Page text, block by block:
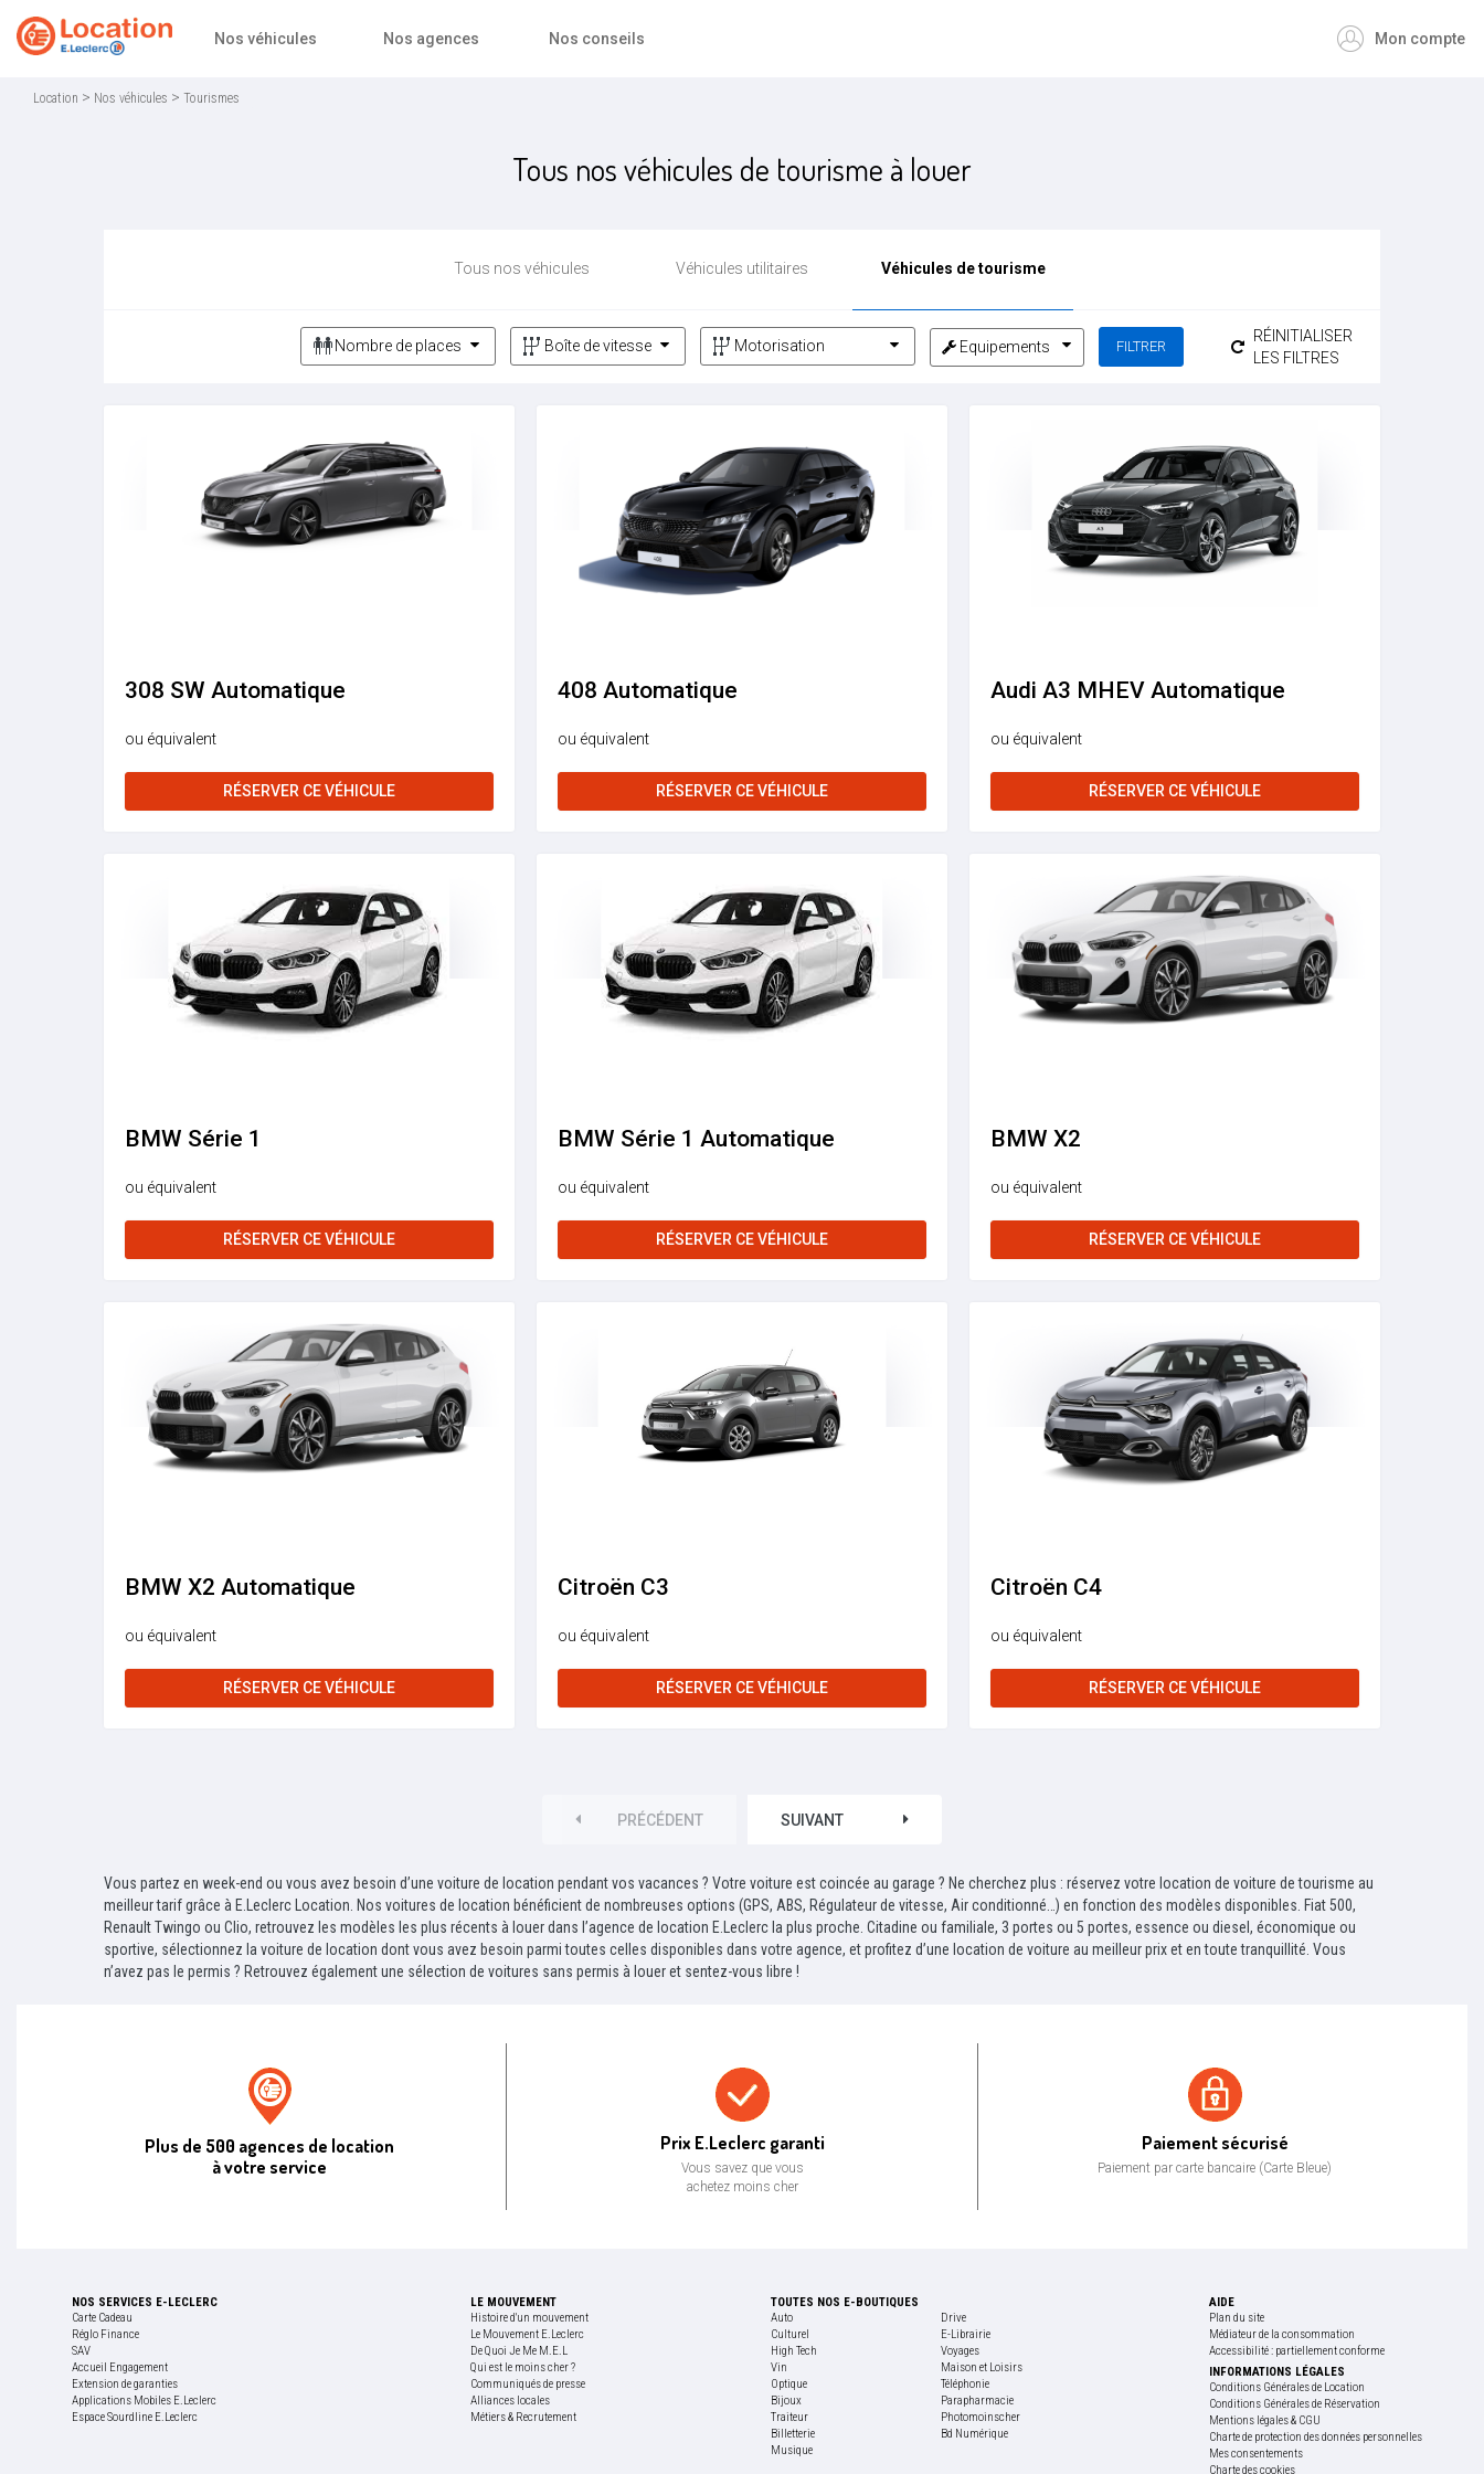
Accueil
Nos véhicules Nos agences Nos conseils Mon compte
Location > Nos véhicules > Tourismes
Tous nos véhicules de tourisme à louer
Tous nos véhicules Véhicules utilitaires Véhicules de tourisme
Equipements
RÉINITIALISER
LES FILTRES
308 SW Automatique
ou équivalent
RÉSERVER CE VÉHICULE
408 Automatique
ou équivalent
RÉSERVER CE VÉHICULE
Audi A3 MHEV Automatique
ou équivalent
RÉSERVER CE VÉHICULE
BMW Série 1
ou équivalent
RÉSERVER CE VÉHICULE
BMW Série 1 Automatique
ou équivalent
RÉSERVER CE VÉHICULE
BMW X2
ou équivalent
RÉSERVER CE VÉHICULE
BMW X2 Automatique
ou équivalent
RÉSERVER CE VÉHICULE
Citroën C3
ou équivalent
RÉSERVER CE VÉHICULE
Citroën C4
ou équivalent
RÉSERVER CE VÉHICULE
PRÉCÉDENT SUIVANT
Vous partez en week-end ou vous avez besoin d’une voiture de location pendant vos vacances ? Votre voiture est coincée au garage ? Ne cherchez plus : réservez votre location de voiture de tourisme au
meilleur tarif grâce à E.Leclerc Location. Nos voitures de location bénéficient de nombreuses options (GPS, ABS, Régulateur de vitesse, Air conditionné…) en fonction des modèles disponibles. Fiat 500,
Renault Twingo ou Clio, retrouvez les modèles les plus récents à louer dans l’agence de location E.Leclerc la plus proche. Citadine ou familiale, 3 portes ou 5 portes, essence ou diesel, économique ou
sportive, sélectionnez la voiture de location dont vous avez besoin parmi toutes celles disponibles dans votre agence, et profitez d’une location de voiture au meilleur prix et en toute tranquillité. Vous
n’avez pas le permis ? Retrouvez également une sélection de voitures sans permis à louer et sentez-vous libre !
Plus de 500 agences de location
à votre service
Prix E.Leclerc garanti
Vous savez que vous
achetez moins cher
Paiement sécurisé
Paiement par carte bancaire (Carte Bleue)
NOS SERVICES E-LECLERC
Carte Cadeau
Réglo Finance
SAV
Accueil Engagement
Extension de garanties
Applications Mobiles E.Leclerc
Espace Sourdline E.Leclerc
LE MOUVEMENT
Histoire d'un mouvement
Le Mouvement E.Leclerc
De Quoi Je Me M.E.L
Qui est le moins cher ?
Communiqués de presse
Alliances locales
Métiers & Recrutement
TOUTES NOS E-BOUTIQUES
Auto
Drive
Culturel
E-Librairie
High Tech
Voyages
Vin
Maison et Loisirs
Optique
Téléphonie
Bijoux
Parapharmacie
Traiteur
Photomoinscher
Billetterie
Bd Numérique
Musique
AIDE
Plan du site
Médiateur de la consommation
Accessibilité : partiellement conforme
INFORMATIONS LÉGALES
Conditions Générales de Location
Conditions Générales de Réservation
Mentions légales & CGU
Charte de protection des données personnelles
Mes consentements
Charte des cookies